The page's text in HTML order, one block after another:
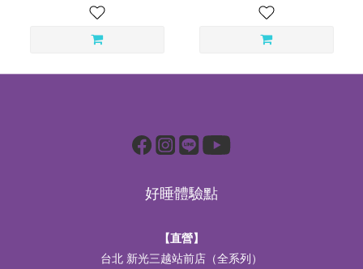
好睡體驗點
【直營】
台北 新光三越站前店（全系列）